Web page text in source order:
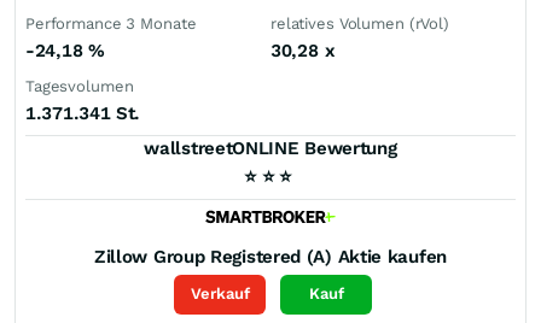
Performance 3 Monate
-24,18 %
relatives Volumen (rVol)
30,28 x
Tagesvolumen
1.371.341 St.
wallstreetONLINE Bewertung
⭐ ⭐ ⭐
Zillow Group Registered (A) Aktie kaufen
Verkauf Kauf